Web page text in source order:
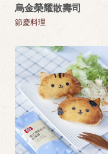
烏金榮耀散壽司
節慶料理